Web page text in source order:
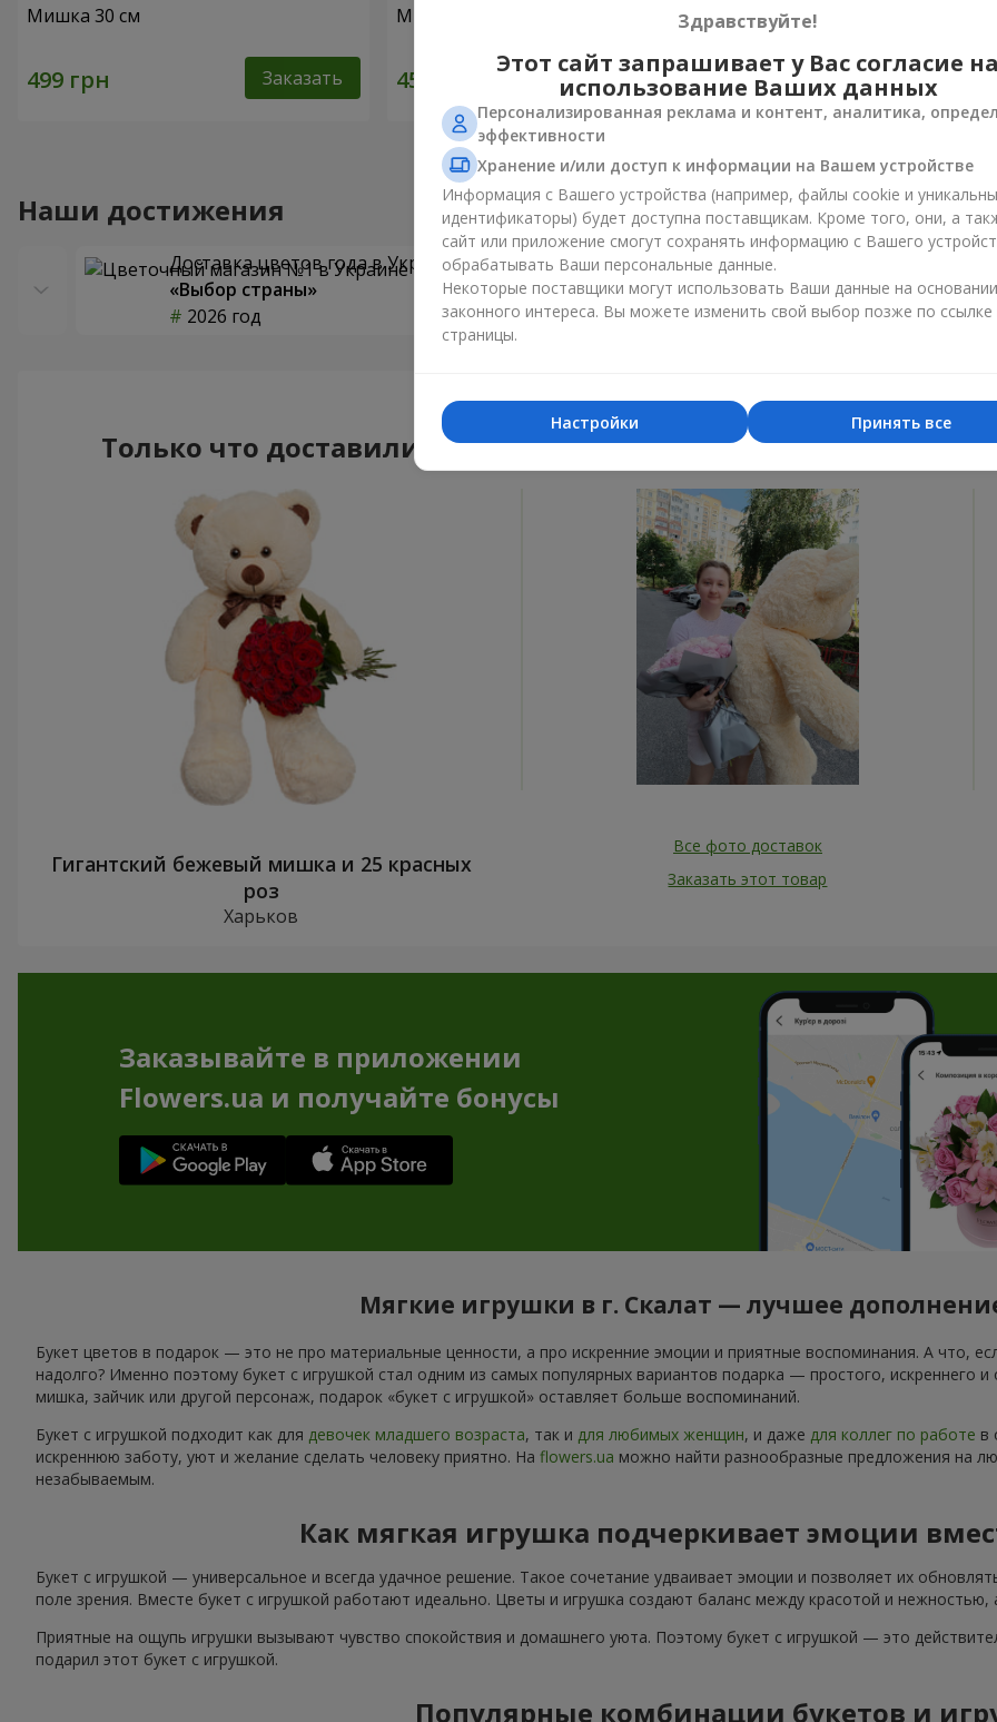
Мишка 30 см
Заказать
Милый мишка (с сердцем) 30 см
Заказать
Наши достижения
Доставка цветов года в Украине
«Выбор страны»
2026 год
Лучший цветочный магазин
«Ukrainian Business Award»
2026 год
«Выбор
2025
Только что доставили
Гигантский бежевый мишка и 25 красных
роз
Харьков
Фотогалерея
Все фото доставок
Заказать этот товар
Заказывайте в приложении
Flowers.ua и получайте бонусы
Мягкие игрушки в г. Скалат — лучшее
Букет цветов в подарок — это не про материальные ценности, а про искренние эмоции и приятные воспоминания. А что,
надолго? Именно поэтому букет с игрушкой стал одним из самых популярных вариантов подарка — простого, искреннего
мишка, зайчик или другой персонаж, подарок «букет с игрушкой» оставляет больше воспоминаний.
Букет с игрушкой подходит как для девочек младшего возраста, так и для любимых женщин, и даже для коллег по работе в
искреннюю заботу, уют и желание сделать человеку приятно. На flowers.ua можно найти разнообразные предложения на
незабываемым.
Как мягкая игрушка подчеркивает эмоции
Букет с игрушкой — универсальное и всегда удачное решение. Такое сочетание удваивает эмоции и позволяет их
поле зрения. Вместе букет с игрушкой работают идеально. Цветы и игрушка создают баланс между красотой и
Приятные на ощупь игрушки вызывают чувство спокойствия и домашнего уюта. Поэтому букет с игрушкой — это
подарил этот букет с игрушкой.
Популярные комбинации букетов и
Здравствуйте!
Этот сайт запрашивает у Вас согласие на
использование Ваших данных
Персонализированная реклама и контент, аналитика,
эффективности
Хранение и/или доступ к информации на Вашем устройстве
Информация с Вашего устройства (например, файлы cookie и
идентификаторы) будет доступна поставщикам. Кроме того, они, а
сайт или приложение смогут сохранять информацию с Вашего
обрабатывать Ваши персональные данные.
Некоторые поставщики могут использовать Ваши данные на основании
законного интереса. Вы можете изменить свой выбор позже по ссылке
страницы.
Принять все
Настройки